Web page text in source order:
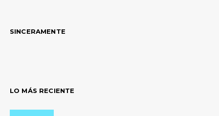
SINCERAMENTE
LO MÁS RECIENTE